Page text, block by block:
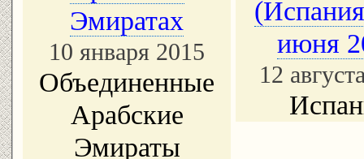
Эмиратах
10 января 2015
Объединенные
Арабские
Эмираты
июня
12